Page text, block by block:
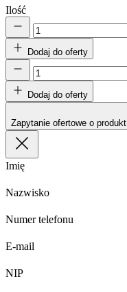
Ilość
Dodaj do oferty
Dodaj do oferty
Zapytanie ofertowe o produkt
Imię
Nazwisko
Numer telefonu
E-mail
NIP